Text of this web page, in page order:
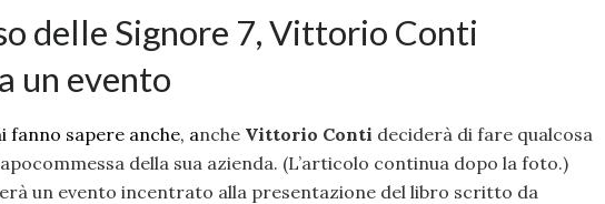
delle Signore 7, Vittorio Conti
un evento
fanno sapere anche, anche Vittorio Conti deciderà di fare qualcosa
della sua azienda. (L’articolo continua dopo la foto.)
un evento incentrato alla presentazione del libro scritto da